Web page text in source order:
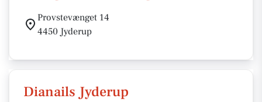
Provstevænget 14
4450 Jyderup
Dianails Jyderup